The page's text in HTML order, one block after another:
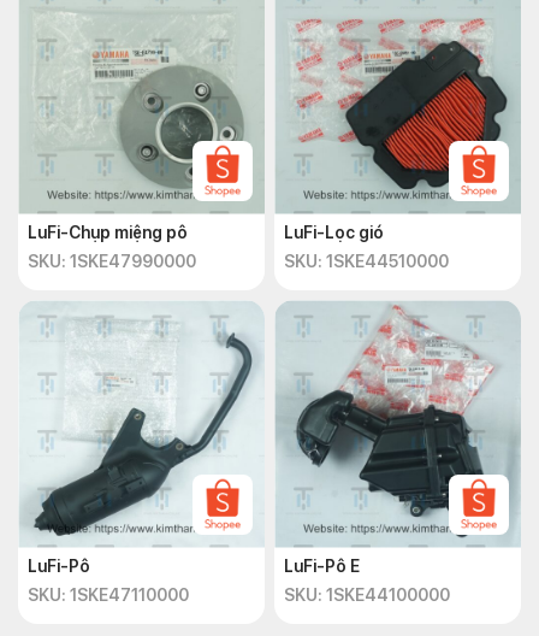
LuFi-Chụp miệng pô
SKU: 1SKE47990000
LuFi-Lọc gió
SKU: 1SKE44510000
LuFi-Pô
SKU: 1SKE47110000
LuFi-Pô E
SKU: 1SKE44100000